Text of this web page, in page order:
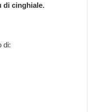
di cinghiale.
di: